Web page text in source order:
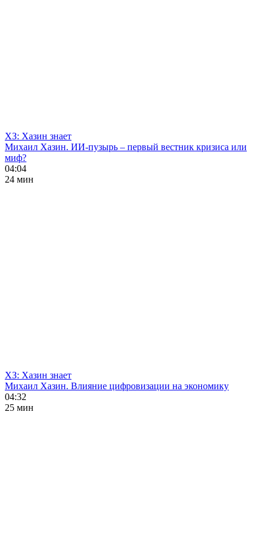
ХЗ: Хазин знает
Михаил Хазин. ИИ-пузырь – первый вестник кризиса или
миф?
04:04
24 мин
ХЗ: Хазин знает
Михаил Хазин. Влияние цифровизации на экономику
04:32
25 мин